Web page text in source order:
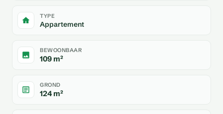
TYPE
Appartement
BEWOONBAAR
109 m²
GROND
124 m²